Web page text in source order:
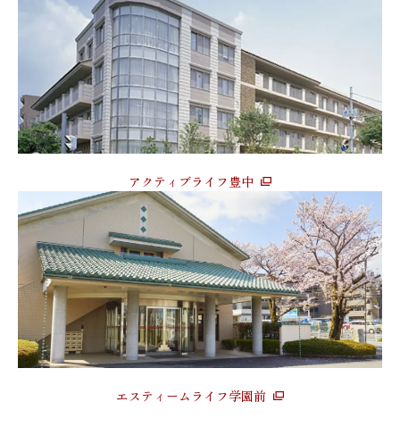
アクティブライフ豊中
エスティームライフ学園前